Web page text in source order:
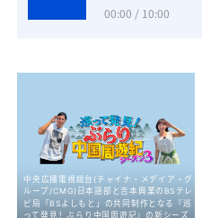
00:00 / 10:00